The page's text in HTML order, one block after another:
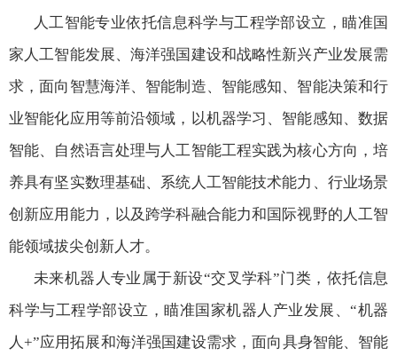
人工智能专业依托信息科学与工程学部设立，瞄准国
家人工智能发展、海洋强国建设和战略性新兴产业发展需
求，面向智慧海洋、智能制造、智能感知、智能决策和行
业智能化应用等前沿领域，以机器学习、智能感知、数据
智能、自然语言处理与人工智能工程实践为核心方向，培
养具有坚实数理基础、系统人工智能技术能力、行业场景
创新应用能力，以及跨学科融合能力和国际视野的人工智
能领域拔尖创新人才。
未来机器人专业属于新设“交叉学科”门类，依托信息
科学与工程学部设立，瞄准国家机器人产业发展、“机器
人+”应用拓展和海洋强国建设需求，面向具身智能、智能